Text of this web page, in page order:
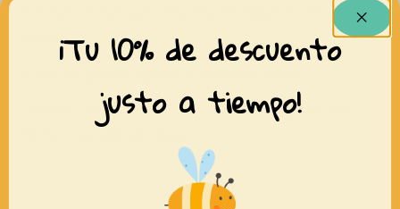
Horma ancha que respeta el espacio de los
dedos
Sandalia artesanal, fabricada en España con
mimo y sostenibilidad
¡Tu 10% de descuento
justo a tiempo!